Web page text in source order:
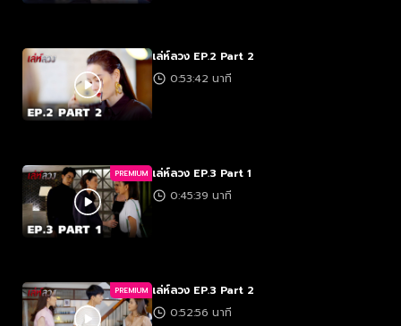
เล่ห์ลวง EP.2 Part 2
0:53:42 นาที
PREMIUM เล่ห์ลวง EP.3 Part 1
0:45:39 นาที
PREMIUM เล่ห์ลวง EP.3 Part 2
0:52:56 นาที